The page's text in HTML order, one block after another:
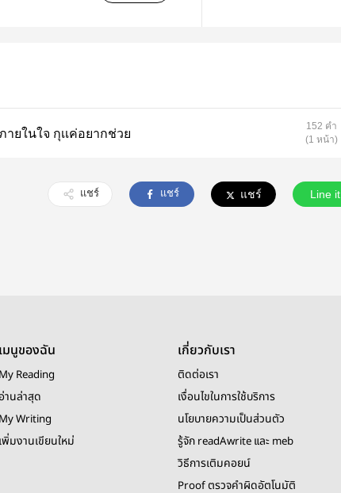
สิงเเรกเลยเสียงข้างในภายในใจ กุเเค่อยากช่วย
152 คำ
(1 หน้า)
แชร์ แชร์ แชร์ Line it
เมนูของฉัน
My Reading
านล่าสุด
My Writing
เพิ่มงานเขียนใหม่
เกี่ยวกับเรา
ติดต่อเรา
เงื่อนไขในการใช้บริการ
นโยบายความเป็นส่วนตัว
รู้จัก readAwrite และ meb
วิธีการเติมคอยน์
Proof ตรวจคำผิดอัตโนมัติ